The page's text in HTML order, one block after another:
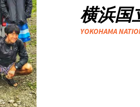
横浜国
YOKOHAMA